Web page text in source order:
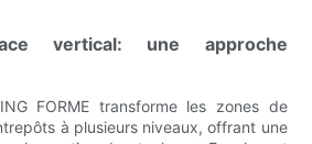
vertical: une approche
FORME transforme les zones de
à plusieurs niveaux, offrant une